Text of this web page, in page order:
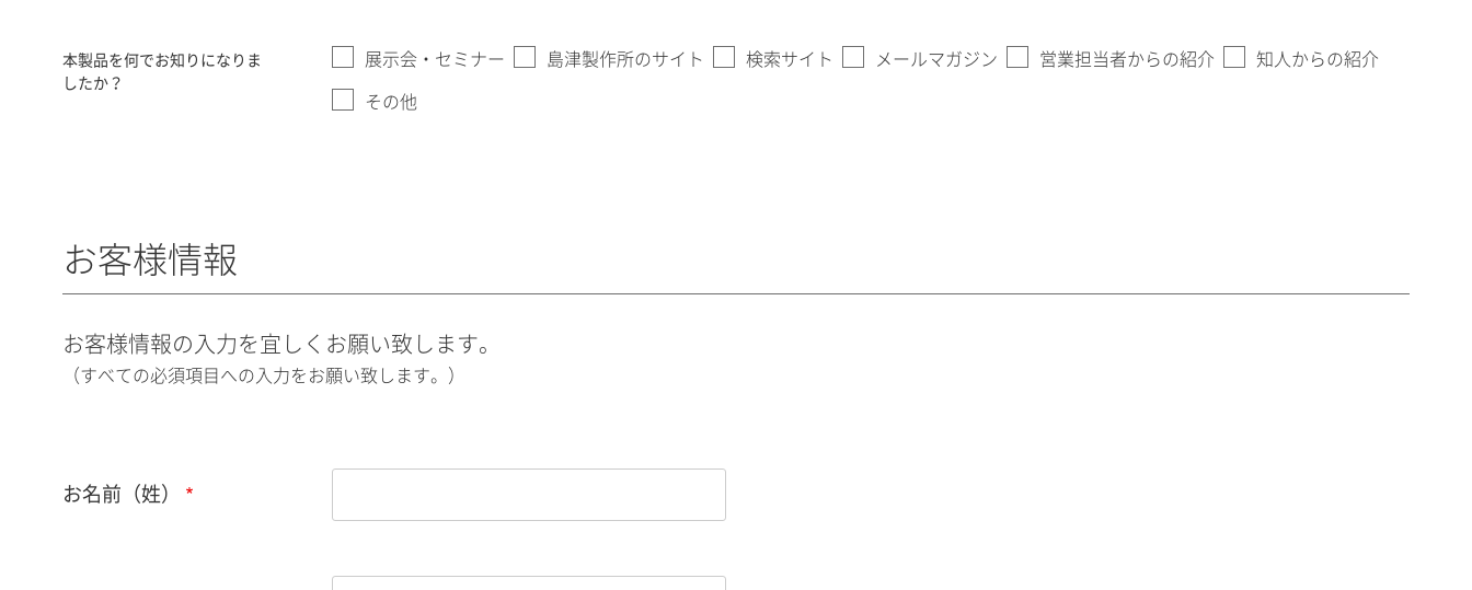
本製品を何でお知りになりま
したか？
展示会・セミナー 島津製作所のサイト 検索サイト メールマガジン 営業担当者からの紹介 知人からの紹介
その他
お客様情報
お客様情報の入力を宜しくお願い致します。
（すべての必須項目への入力をお願い致します。）
お名前（姓）